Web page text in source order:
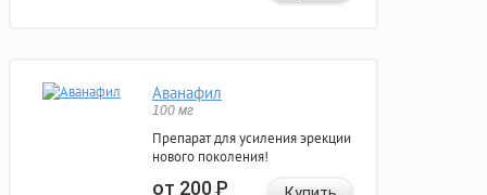
Аванафил
100 мг
Препарат для усиления эрекции
нового поколения!
от 200Р